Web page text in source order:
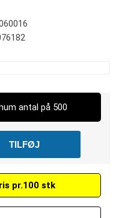
antal på 500
pr.100 stk